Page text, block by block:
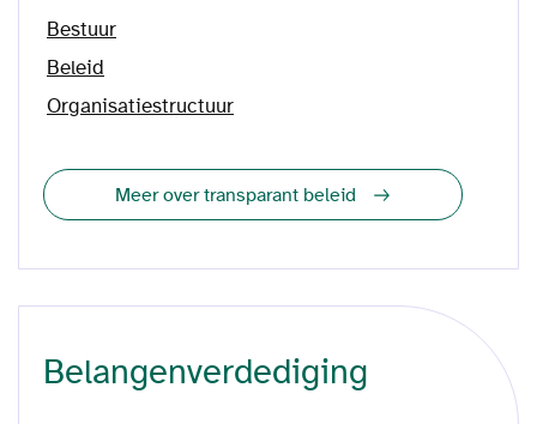
Bestuur
Beleid
Organisatiestructuur
Meer over transparant beleid
Belangenverdediging